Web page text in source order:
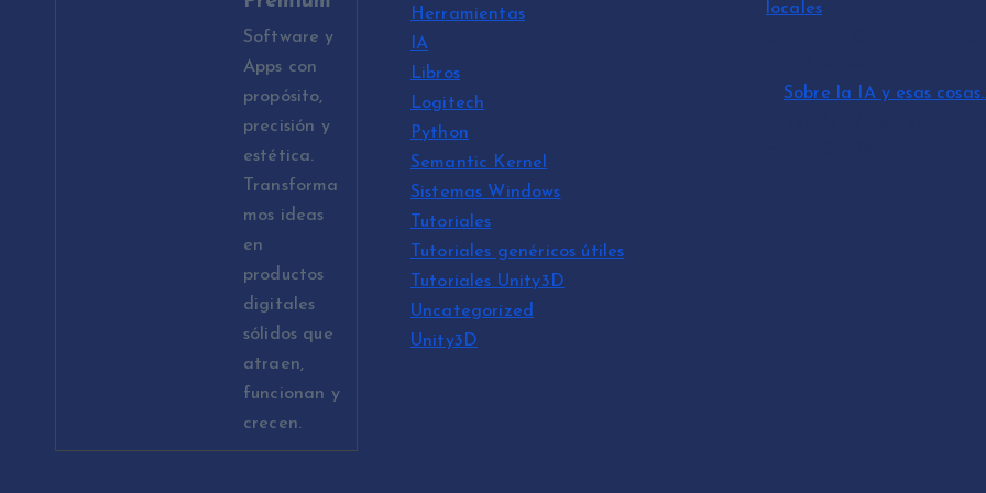
Software y
Apps con
propósito,
precisión y
estética.
Transforma
mos ideas
en
productos
digitales
sólidos que
atraen,
funcionan y
crecen.
Herramientas
IA
Libros
Logitech
Python
Semantic Kernel
Sistemas Windows
Tutoriales
Tutoriales genéricos útiles
Tutoriales Unity3D
Uncategorized
Unity3D
locales
Sobre la IA y esas